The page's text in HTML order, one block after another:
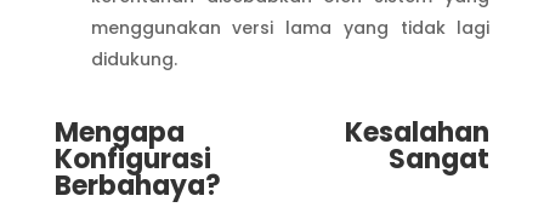
menggunakan versi lama yang tidak lagi
didukung.
Mengapa Kesalahan
Konfigurasi Sangat
Berbahaya?